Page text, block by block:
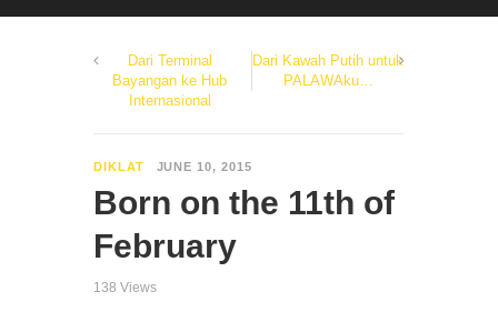
Dari Terminal
Bayangan ke Hub
Internasional
Dari Kawah Putih untuk
PALAWAku…
DIKLAT JUNE 10, 2015
Born on the 11th of
February
138 Views